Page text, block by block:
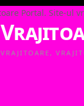
VRAJITOARE,